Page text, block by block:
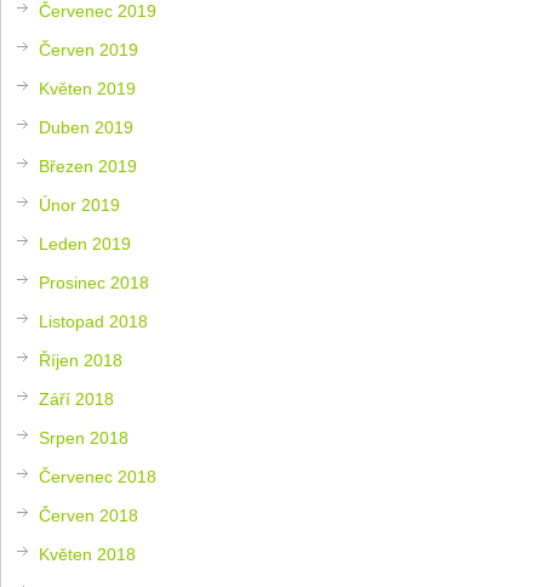
Červenec 2019
Červen 2019
Květen 2019
Duben 2019
Březen 2019
Únor 2019
Leden 2019
Prosinec 2018
Listopad 2018
Říjen 2018
Září 2018
Srpen 2018
Červenec 2018
Červen 2018
Květen 2018